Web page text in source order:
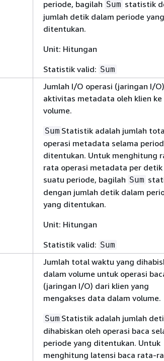
periode, bagilah Sum statistik
jumlah detik dalam periode yang
ditentukan.
Unit: Hitungan
Statistik valid: Sum
Jumlah I/O operasi (jaringan I/
aktivitas metadata oleh klien ke
volume.
Sum Statistik adalah jumlah
operasi metadata selama
ditentukan. Untuk menghitung
rata operasi metadata per
suatu periode, bagilah Sum
dengan jumlah detik dalam
yang ditentukan.
Unit: Hitungan
Statistik valid: Sum
Jumlah total waktu yang
dalam volume untuk operasi
(jaringan I/O) dari klien yang
mengakses data dalam volume.
Sum Statistik adalah jumlah
dihabiskan oleh operasi baca
periode yang ditentukan. Untuk
menghitung latensi baca rata-